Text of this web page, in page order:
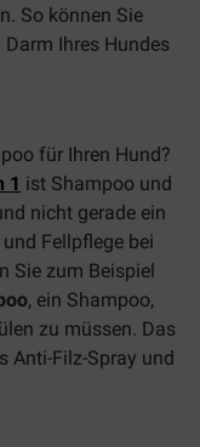
So können Sie
Ihres Hundes
für Ihren Hund?
1 ist Shampoo und
nicht gerade ein
Fellpflege bei
Sie zum Beispiel
, ein Shampoo,
zu müssen. Das
Anti-Filz-Spray und